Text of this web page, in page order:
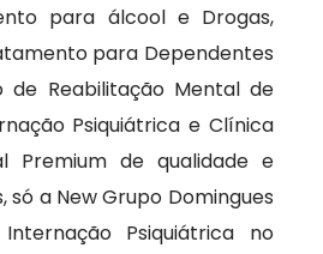
para álcool e Drogas,
para Dependentes
de Reabilitação Mental de
Psiquiátrica e Clínica
Premium de qualidade e
só a New Grupo Domingues
Psiquiátrica no